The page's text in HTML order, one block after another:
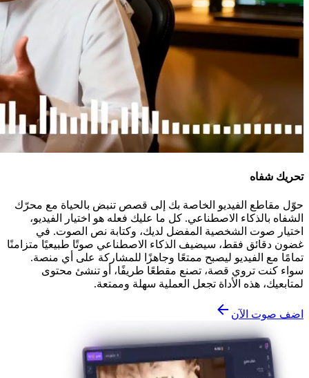
تحريك شفاه
حوّل مقاطع الفيديو الخاصة بك إلى قصص تنبض بالحياة مع محرّك
الشفاه بالذكاء الاصطناعي. كل ما عليك فعله هو اختيار الفيديو،
اختيار صوت الشخصية المفضل لديك، وكتابة نص الصوت. في
غضون دقائق فقط، سيضيف الذكاء الاصطناعي صوتًا طبيعيًا متزامنًا
تمامًا مع الفيديو ليصبح ممتعًا وجاهزًا للمشاركة على أي منصة.
سواء كنت تروي قصة، تصنع مقطعًا طريفًا، أو تنشئ محتوى
لمتابعيك، هذه الأداة تجعل العملية سهلة وممتعة.
اضف صوت الآن